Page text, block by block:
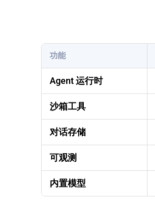
功能
Agent 运行时
沙箱工具
对话存储
可观测
内置模型